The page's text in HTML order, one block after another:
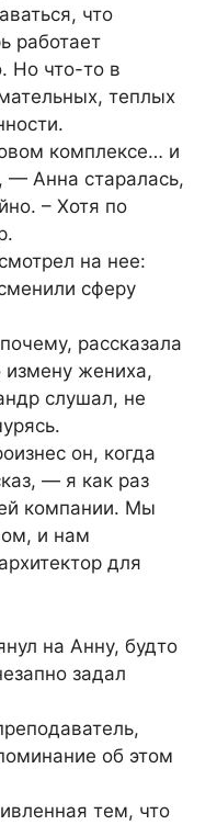
что
работает
Но что-то в
теплых
комплексе… и
— Анна старалась,
– Хотя по
на нее:
сферу
рассказала
измену жениха,
слушал, не
он, когда
— я как раз
компании. Мы
и нам
для
на Анну, будто
задал
об этом
тем, что